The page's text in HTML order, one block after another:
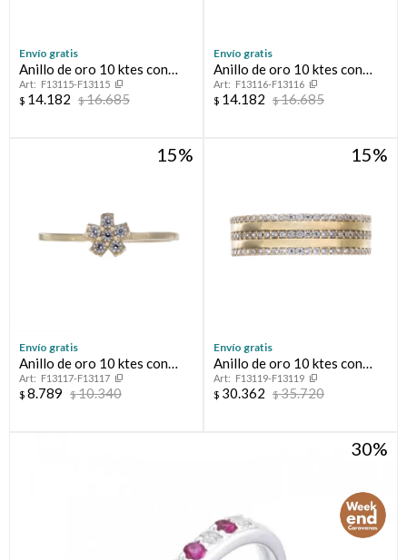
Envío gratis
Anillo de oro 10 ktes con
circonias, MEDIO SIN FIN.
F13115-F13115
$ 14.182 $16.685
Envío gratis
Anillo de oro 10 ktes con
circonias, MEDIO SIN FIN.
F13116-F13116
$ 14.182 $16.685
15
Envío gratis
Anillo de oro 10 ktes con
circonias, FLOT
F13117-F13117
$ 8.789 $10.340
15
Envío gratis
Anillo de oro 10 ktes con
circonias.
F13119-F13119
$ 30.362 $35.720
30